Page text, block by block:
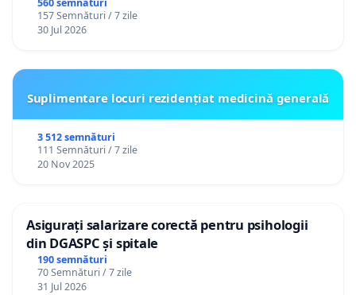
560 semnături
157 Semnături / 7 zile
30 Jul 2026
Suplimentare locuri rezidențiat medicină generală
3 512 semnături
111 Semnături / 7 zile
20 Nov 2025
Asigurați salarizare corectă pentru psihologii
din DGASPC și spitale
190 semnături
70 Semnături / 7 zile
31 Jul 2026